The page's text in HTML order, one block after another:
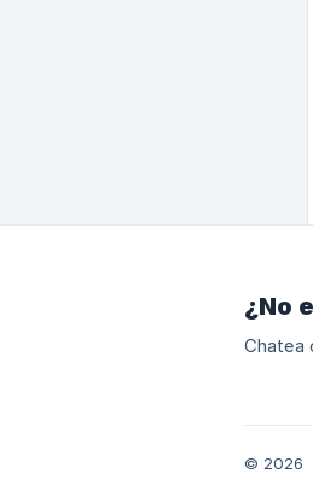
¿No
Chatea
© 2026